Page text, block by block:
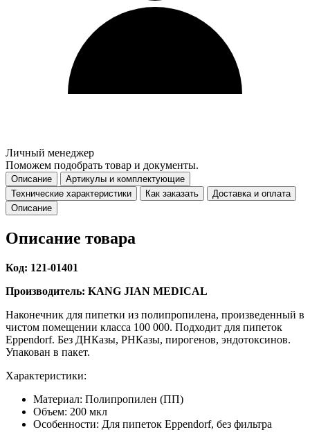
Личный менеджер
Поможем подобрать товар и документы.
Описание
Артикулы и комплектующие
Технические характеристики
Как заказать
Доставка и оплата
Описание
Описание товара
Код: 121-01401
Производитель: KANG JIAN MEDICAL
Наконечник для пипетки из полипропилена, произведенный в
чистом помещении класса 100 000. Подходит для пипеток
Eppendorf. Без ДНКазы, РНКазы, пирогенов, эндотоксинов.
Упакован в пакет.
Характеристики:
Материал: Полипропилен (ПП)
Объем: 200 мкл
Особенности: Для пипеток Eppendorf, без фильтра